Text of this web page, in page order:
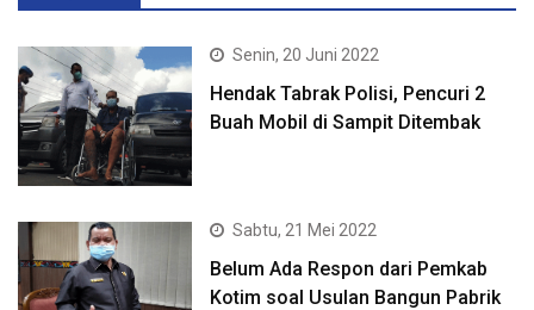
Senin, 20 Juni 2022
Hendak Tabrak Polisi, Pencuri 2
Buah Mobil di Sampit Ditembak
Sabtu, 21 Mei 2022
Belum Ada Respon dari Pemkab
Kotim soal Usulan Bangun Pabrik